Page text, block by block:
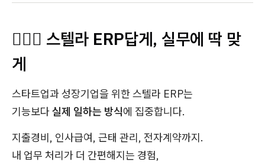
🙋🏻‍♀️ 스텔라 ERP답게, 실무에 딱 맞
게
스타트업과 성장기업을 위한 스텔라 ERP는
기능보다실제 일하는 방식에 집중합니다.
지출경비, 인사급여, 근태 관리, 전자계약까지.
내 업무 처리가 더 간편해지는 경험,